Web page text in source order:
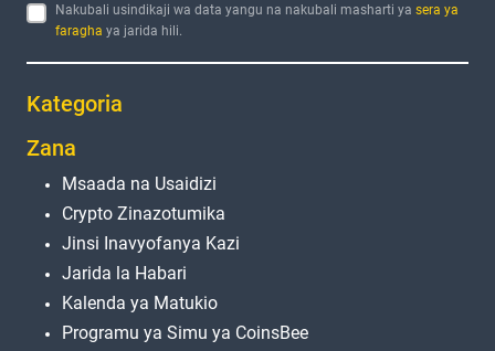
Nakubali usindikaji wa data yangu na nakubali masharti yasera ya
faragha ya jarida hili.
Kategoria
Zana
Msaada na Usaidizi
Crypto Zinazotumika
Jinsi Inavyofanya Kazi
Jarida la Habari
Kalenda ya Matukio
Programu ya Simu ya CoinsBee